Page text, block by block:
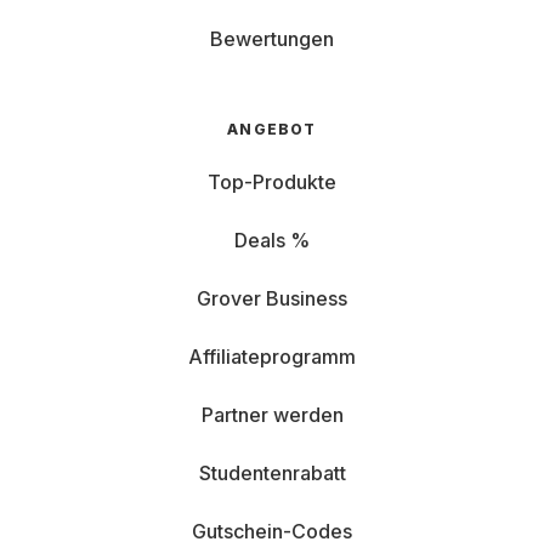
Bewertungen
ANGEBOT
Top-Produkte
Deals %
Grover Business
Affiliateprogramm
Partner werden
Studentenrabatt
Gutschein-Codes